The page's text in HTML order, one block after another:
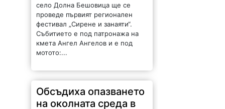
село Долна Бешовица ще се
проведе първият регионален
фестивал „Сирене и занаяти“.
Събитието е под патронажа на
кмета Ангел Ангелов и е под
мотото:...
Обсъдиха опазването
на околната среда в